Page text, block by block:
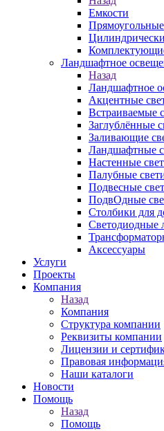
Емкости
Прямоугольные
Ландшафтное
Назад
Ландшафтное
Акцентные
Встраиваемые
Заглублённые
Заливающие
Ландшафтные
Настенные
Палубные
Подвесные
ПодвОдные
Столбики для
Светодиодные
Аксессуары
Услуги
Проекты
Компания
Назад
Компания
Структура компании
Реквизиты компании
Лицензии и
Правовая
Наши каталоги
Новости
Помощь
Назад
Помощь